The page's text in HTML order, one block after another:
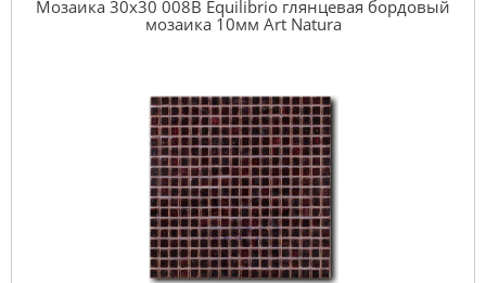
Мозаика 30x30 008B Equilibrio глянцевая бордовый
мозаика 10мм Art Natura